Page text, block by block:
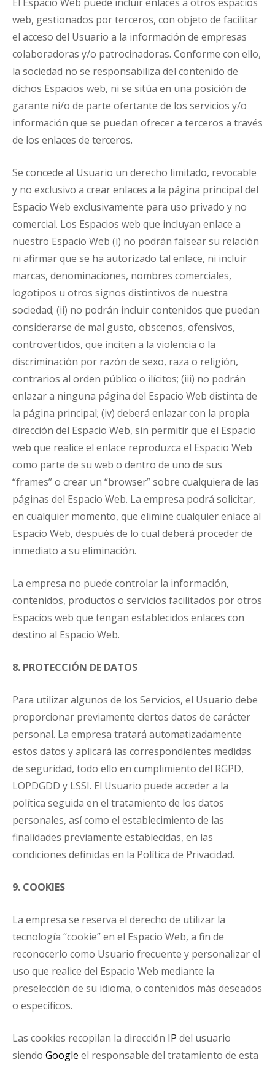
web, gestionados por terceros, con objeto de facilitar
el acceso del Usuario a la información de empresas
colaboradoras y/o patrocinadoras. Conforme con ello,
la sociedad no se responsabiliza del contenido de
dichos Espacios web, ni se sitúa en una posición de
garante ni/o de parte ofertante de los servicios y/o
información que se puedan ofrecer a terceros a través
de los enlaces de terceros.
Se concede al Usuario un derecho limitado, revocable
y no exclusivo a crear enlaces a la página principal del
Espacio Web exclusivamente para uso privado y no
comercial. Los Espacios web que incluyan enlace a
nuestro Espacio Web (i) no podrán falsear su relación
ni afirmar que se ha autorizado tal enlace, ni incluir
marcas, denominaciones, nombres comerciales,
logotipos u otros signos distintivos de nuestra
sociedad; (ii) no podrán incluir contenidos que puedan
considerarse de mal gusto, obscenos, ofensivos,
controvertidos, que inciten a la violencia o la
discriminación por razón de sexo, raza o religión,
contrarios al orden público o ilícitos; (iii) no podrán
enlazar a ninguna página del Espacio Web distinta de
la página principal; (iv) deberá enlazar con la propia
dirección del Espacio Web, sin permitir que el Espacio
web que realice el enlace reproduzca el Espacio Web
como parte de su web o dentro de uno de sus
“frames” o crear un “browser” sobre cualquiera de las
páginas del Espacio Web. La empresa podrá solicitar,
en cualquier momento, que elimine cualquier enlace al
Espacio Web, después de lo cual deberá proceder de
inmediato a su eliminación.
La empresa no puede controlar la información,
contenidos, productos o servicios facilitados por otros
Espacios web que tengan establecidos enlaces con
destino al Espacio Web.
8. PROTECCIÓN DE DATOS
Para utilizar algunos de los Servicios, el Usuario debe
proporcionar previamente ciertos datos de carácter
personal. La empresa tratará automatizadamente
estos datos y aplicará las correspondientes medidas
de seguridad, todo ello en cumplimiento del RGPD,
LOPDGDD y LSSI. El Usuario puede acceder a la
política seguida en el tratamiento de los datos
personales, así como el establecimiento de las
finalidades previamente establecidas, en las
condiciones definidas en la Política de Privacidad.
9. COOKIES
La empresa se reserva el derecho de utilizar la
tecnología “cookie” en el Espacio Web, a fin de
reconocerlo como Usuario frecuente y personalizar el
uso que realice del Espacio Web mediante la
preselección de su idioma, o contenidos más deseados
o específicos.
Las cookies recopilan la dirección IP del usuario
siendo Google el responsable del tratamiento de esta